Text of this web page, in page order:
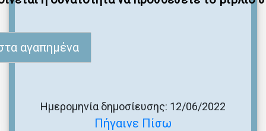
αγαπημένα
Πήγαινε Πίσω
Ημερομηνία δημοσίευσης: 12/06/2022